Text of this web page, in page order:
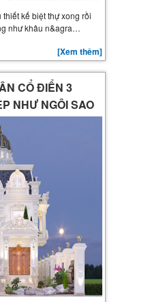
kế biệt thự xong rồi
như khâu n&agra…
[Xem thêm]
CỔ ĐIỂN 3
NHƯ NGÔI SAO